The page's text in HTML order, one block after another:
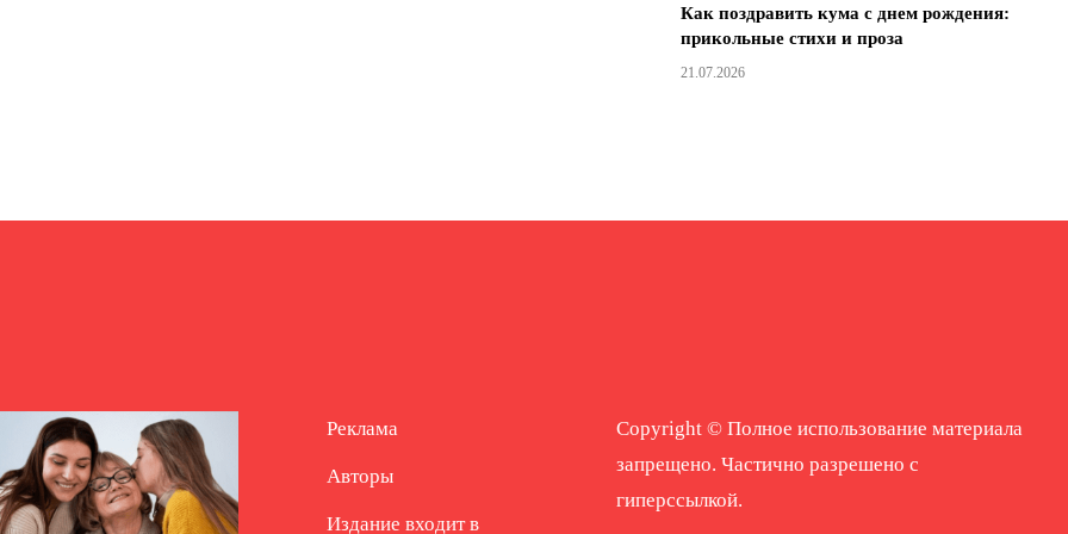
Как поздравить кума с днем ​​рождения:
прикольные стихи и проза
21.07.2026
Реклама
Авторы
Издание входит в
Copyright © Полное использование материала
запрещено. Частично разрешено с
гиперссылкой.